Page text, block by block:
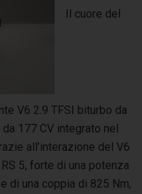
Il cuore del
V6 2.9 TFSI biturbo da
177 CV integrato nel
all’interazione del V6
5, forte di una potenza
di una coppia di 825 Nm,